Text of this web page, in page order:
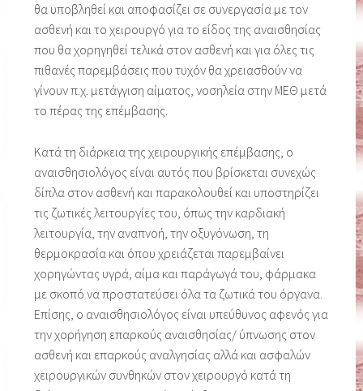
θα υποβληθεί και αποφασίζει σε συνεργασία με τον
ασθενή και το χειρουργό για το είδος της αναισθησίας
που θα χορηγηθεί τελικά στον ασθενή και για όλες τις
πιθανές παρεμβάσεις που τυχόν θα χρειασθούν να
γίνουν π.χ. μετάγγιση αίματος, νοσηλεία στην ΜΕΘ μετά
το πέρας της επέμβασης.
Κατά τη διάρκεια της χειρουργικής επέμβασης, ο
αναισθησιολόγος είναι αυτός που βρίσκεται συνεχώς
δίπλα στον ασθενή και παρακολουθεί και υποστηρίζει
τις ζωτικές λειτουργίες του, όπως την καρδιακή
λειτουργία, την αναπνοή, την οξυγόνωση, τη
θερμοκρασία και όπου χρειάζεται παρεμβαίνει
χορηγώντας υγρά, αίμα και παράγωγά του, φάρμακα
με σκοπό να προστατεύσει όλα τα ζωτικά του όργανα.
Επίσης, ο αναισθησιολόγος είναι υπεύθυνος αφενός για
την χορήγηση επαρκούς αναισθησίας/ ύπνωσης στον
ασθενή και επαρκούς αναλγησίας αλλά και ασφαλών
χειρουργικών συνθηκών στον χειρουργό κατά τη